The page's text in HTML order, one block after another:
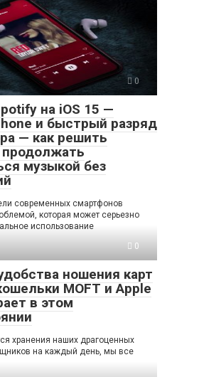
0
на iOS 15 —
и быстрый разряд
— как решить
музыкой без
современных смартфонов
которая может серьезно
использование
0
ношения карт
MOFT и Apple
в этом
хранения наших драгоценных
на каждый день, мы все